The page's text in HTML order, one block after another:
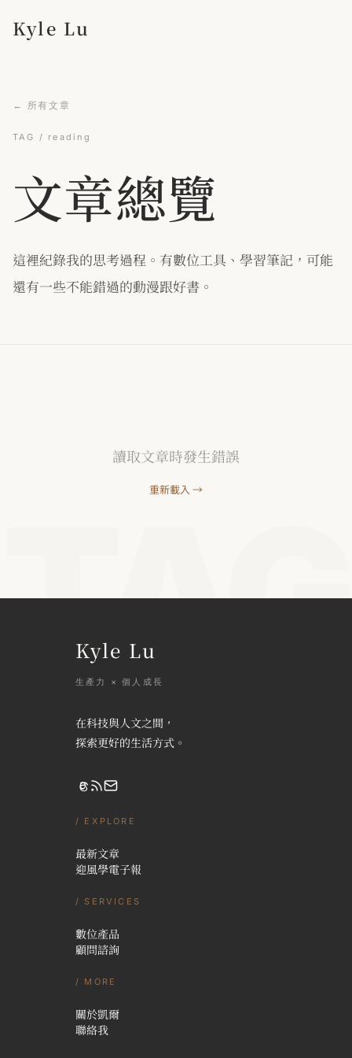
TAG
Kyle Lu
← 所有文章
TAG / reading
文章總覽
這裡紀錄我的思考過程。有數位工具、學習筆記，可能
還有一些不能錯過的動漫跟好書。
讀取文章時發生錯誤
重新載入 →
Kyle Lu
生產力 × 個人成長
在科技與人文之間，
探索更好的生活方式。
/ EXPLORE
最新文章
迎風學電子報
/ SERVICES
數位產品
顧問諮詢
/ MORE
關於凱爾
聯絡我